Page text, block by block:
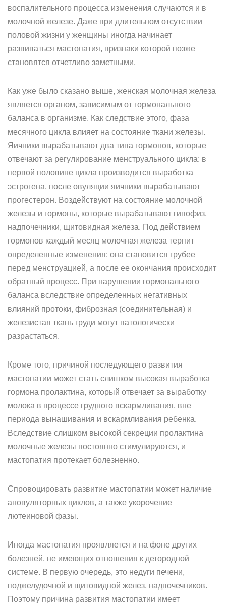
воспалительного процесса изменения случаются и в
молочной железе. Даже при длительном отсутствии
половой жизни у женщины иногда начинает
развиваться мастопатия, признаки которой позже
становятся отчетливо заметными.
Как уже было сказано выше, женская молочная железа
является органом, зависимым от гормонального
баланса в организме. Как следствие этого, фаза
месячного цикла влияет на состояние ткани железы.
Яичники вырабатывают два типа гормонов, которые
отвечают за регулирование менструального цикла: в
первой половине цикла производится выработка
эстрогена, после овуляции яичники вырабатывают
прогестерон. Воздействуют на состояние молочной
железы и гормоны, которые вырабатывают гипофиз,
надпочечники, щитовидная железа. Под действием
гормонов каждый месяц молочная железа терпит
определенные изменения: она становится грубее
перед менструацией, а после ее окончания происходит
обратный процесс. При нарушении гормонального
баланса вследствие определенных негативных
влияний протоки, фиброзная (соединительная) и
железистая ткань груди могут патологически
разрастаться.
Кроме того, причиной последующего развития
мастопатии может стать слишком высокая выработка
гормона пролактина, который отвечает за выработку
молока в процессе грудного вскармливания, вне
периода вынашивания и вскармливания ребенка.
Вследствие слишком высокой секреции пролактина
молочные железы постоянно стимулируются, и
мастопатия протекает болезненно.
Спровоцировать развитие мастопатии может наличие
ановуляторных циклов, а также укорочение
лютеиновой фазы.
Иногда мастопатия проявляется и на фоне других
болезней, не имеющих отношения к детородной
системе. В первую очередь, это недуги печени,
поджелудочной и щитовидной желез, надпочечников.
Поэтому причина развития мастопатии имеет